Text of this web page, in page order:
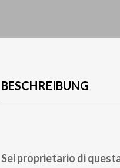
BESCHREIBUNG
Sei proprietario di